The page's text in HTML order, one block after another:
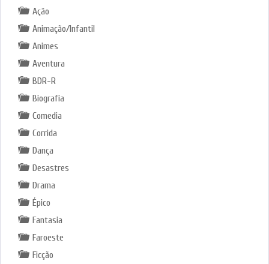
Ação
Animação/Infantil
Animes
Aventura
BDR-R
Biografia
Comedia
Corrida
Dança
Desastres
Drama
Épico
Fantasia
Faroeste
Ficção